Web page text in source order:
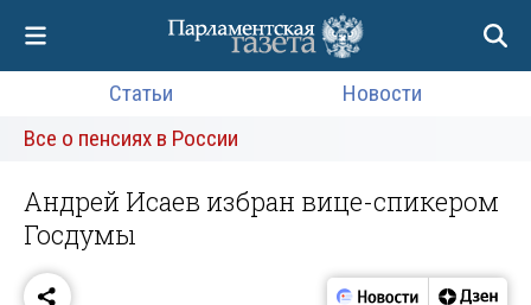
Статьи
Новости
Все о пенсиях в России
Андрей Исаев избран вице-спикером
Госдумы